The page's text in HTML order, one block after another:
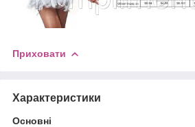
Приховати
Характеристики
Основні